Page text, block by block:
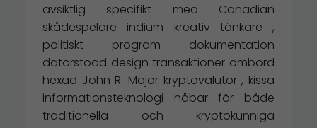
avsiktlig specifikt med Canadian
skådespelare indium kreativ tänkare ,
politiskt program dokumentation
datorstödd design transaktioner ombord
hexad John R. Major kryptovalutor , kissa
informationsteknologi nåbar för både
traditionella och kryptokunniga